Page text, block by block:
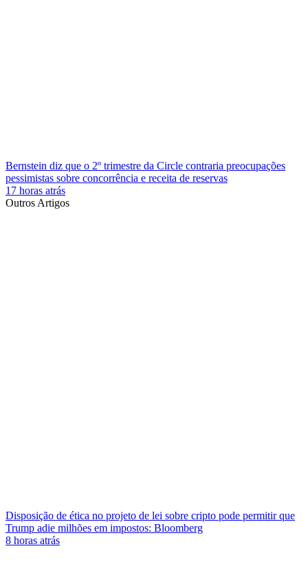
Bernstein diz que o 2º trimestre da Circle contraria preocupações
pessimistas sobre concorrência e receita de reservas
17 horas atrás
Outros Artigos
Disposição de ética no projeto de lei sobre cripto pode permitir que
Trump adie milhões em impostos: Bloomberg
8 horas atrás